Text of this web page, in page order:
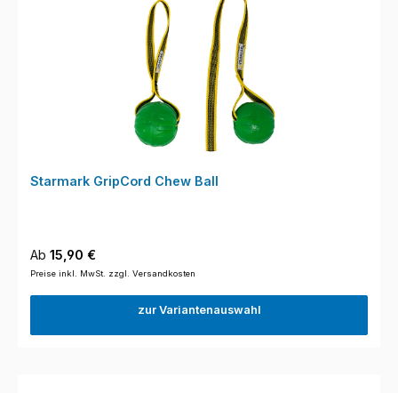
Starmark GripCord Chew Ball
Regulärer Preis:
Ab 15,90 €
Preise inkl. MwSt. zzgl. Versandkosten
zur Variantenauswahl